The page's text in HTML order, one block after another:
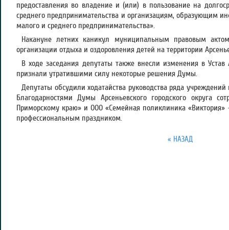
предоставления во владение и (или) в пользование на
среднего предпринимательства и организациям, образующим
малого и среднего предпринимательства».
Накануне летних каникул муниципальным правовым
организации отдыха и оздоровления детей на территории
В ходе заседания депутаты также внесли изменения в Устав
признали утратившими силу некоторые решения Думы.
Депутаты обсудили ходатайства руководства ряда
Благодарностями Думы Арсеньевского городского округа
Приморскому краю» и ООО «Семейная поликлиника
профессиональным праздником.
« НАЗАД